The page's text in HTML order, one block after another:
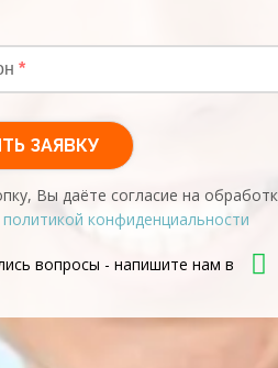
Вы даёте согласие на
политикой конфиденциальности
вопросы - напишите нам в